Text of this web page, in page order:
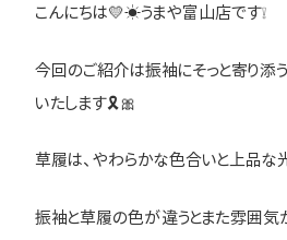
こんにちは💛☀うまや富山店です❕
今回のご紹介は振袖にそっと寄り添
いたします🎗🎀
草履は、やわらかな色合いと上品な
振袖と草履の色が違うとまた雰囲